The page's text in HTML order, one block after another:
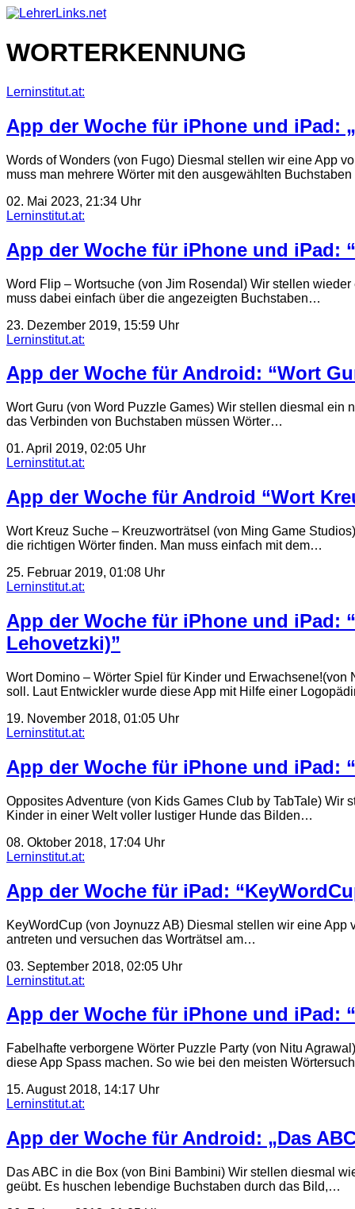
Skip
content
WORTERKENNUNG
Lerninstitut.at:
App der Woche für iPhone und iPad:
Words of Wonders (von Fugo) Diesmal stellen wir eine App
muss man mehrere Wörter mit den ausgewählten
02. Mai 2023, 21:34 Uhr
Lerninstitut.at:
App der Woche für iPhone und iPad:
Word Flip – Wortsuche (von Jim Rosendal) Wir stellen
muss dabei einfach über die angezeigten Buchstaben…
23. Dezember 2019, 15:59 Uhr
Lerninstitut.at:
App der Woche für Android: “Wort
Wort Guru (von Word Puzzle Games) Wir stellen diesmal ein
das Verbinden von Buchstaben müssen Wörter…
01. April 2019, 02:05 Uhr
Lerninstitut.at:
App der Woche für Android “Wort
Wort Kreuz Suche – Kreuzworträtsel (von Ming Game
die richtigen Wörter finden. Man muss einfach mit dem…
25. Februar 2019, 01:08 Uhr
Lerninstitut.at:
App der Woche für iPhone und iPad:
Lehovetzki)”
Wort Domino – Wörter Spiel für Kinder und
soll. Laut Entwickler wurde diese App mit Hilfe einer
19. November 2018, 01:05 Uhr
Lerninstitut.at:
App der Woche für iPhone und iPad:
Opposites Adventure (von Kids Games Club by TabTale)
Kinder in einer Welt voller lustiger Hunde das Bilden…
08. Oktober 2018, 17:04 Uhr
Lerninstitut.at:
App der Woche für iPad:
KeyWordCup (von Joynuzz AB) Diesmal stellen wir eine
antreten und versuchen das Worträtsel am…
03. September 2018, 02:05 Uhr
Lerninstitut.at:
App der Woche für iPhone und iPad:
Fabelhafte verborgene Wörter Puzzle Party (von Nitu
diese App Spass machen. So wie bei den meisten
15. August 2018, 14:17 Uhr
Lerninstitut.at:
App der Woche für Android: „Das
Das ABC in die Box (von Bini Bambini) Wir stellen diesmal
geübt. Es huschen lebendige Buchstaben durch das Bild,…